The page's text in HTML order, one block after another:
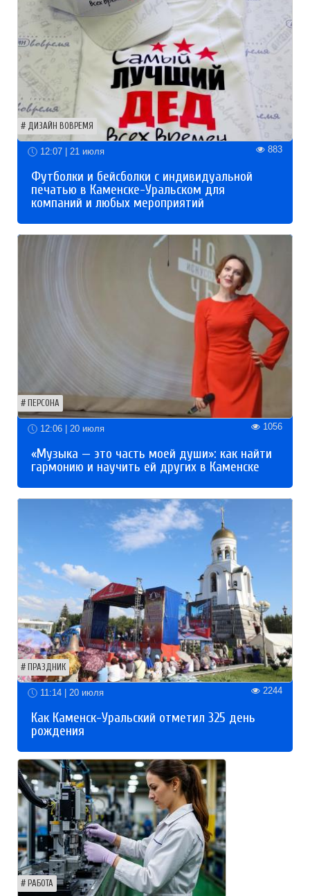
ДИЗАЙН ВОВРЕМЯ
12:07 | 21 июля 883
Футболки и бейсболки с индивидуальной
печатью в Каменске-Уральском для
компаний и любых мероприятий
ПЕРСОНА
12:06 | 20 июля 1056
«Музыка — это часть моей души»: как найти
гармонию и научить ей других в Каменске
ПРАЗДНИК
11:14 | 20 июля 2244
Как Каменск-Уральский отметил 325 день
рождения
РАБОТА